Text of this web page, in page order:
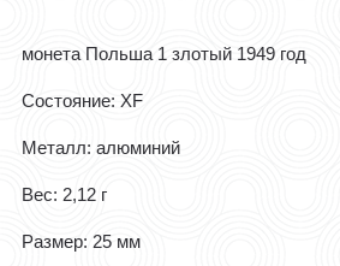
монета Польша 1 злотый 1949 год
Состояние: XF
Металл: алюминий
Вес: 2,12 г
Размер: 25 мм